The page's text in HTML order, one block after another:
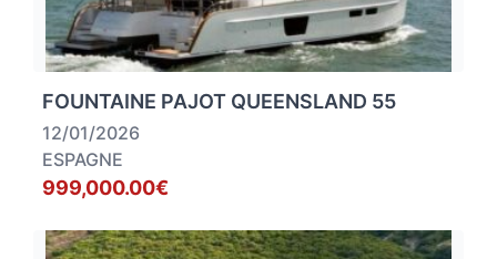
FOUNTAINE PAJOT QUEENSLAND 55
12/01/2026
ESPAGNE
999,000.00€